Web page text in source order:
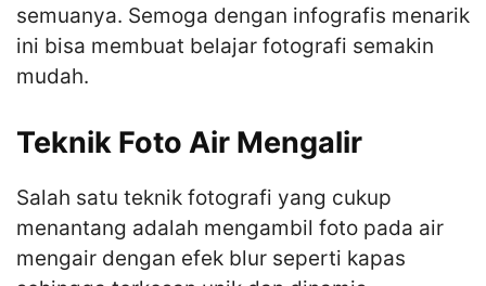
semuanya. Semoga dengan infografis menarik
ini bisa membuat belajar fotografi semakin
mudah.
Teknik Foto Air Mengalir
Salah satu teknik fotografi yang cukup
menantang adalah mengambil foto pada air
mengair dengan efek blur seperti kapas